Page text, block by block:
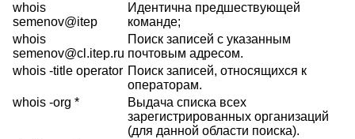
whois
semenov@itep
Идентична предшествующей
команде;
whois
semenov@cl.itep.ru
Поиск записей с указанным
почтовым адресом.
whois -title operator Поиск записей, относящихся к
операторам.
whois -org *
Выдача списка всех
зарегистрированных организаций
(для данной области поиска).